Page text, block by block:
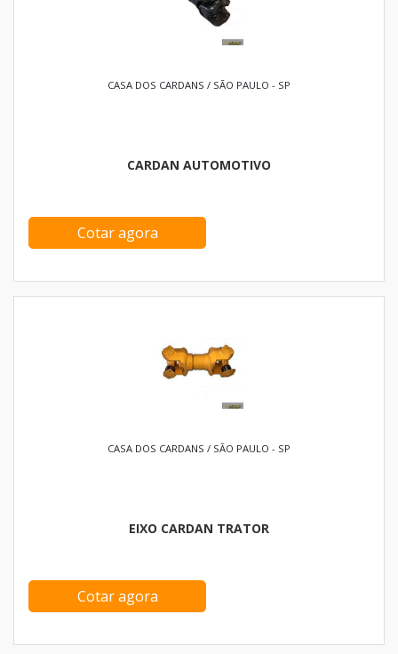
CASA DOS CARDANS / SÃO PAULO - SP
CARDAN AUTOMOTIVO
Cotar agora
CASA DOS CARDANS / SÃO PAULO - SP
EIXO CARDAN TRATOR
Cotar agora